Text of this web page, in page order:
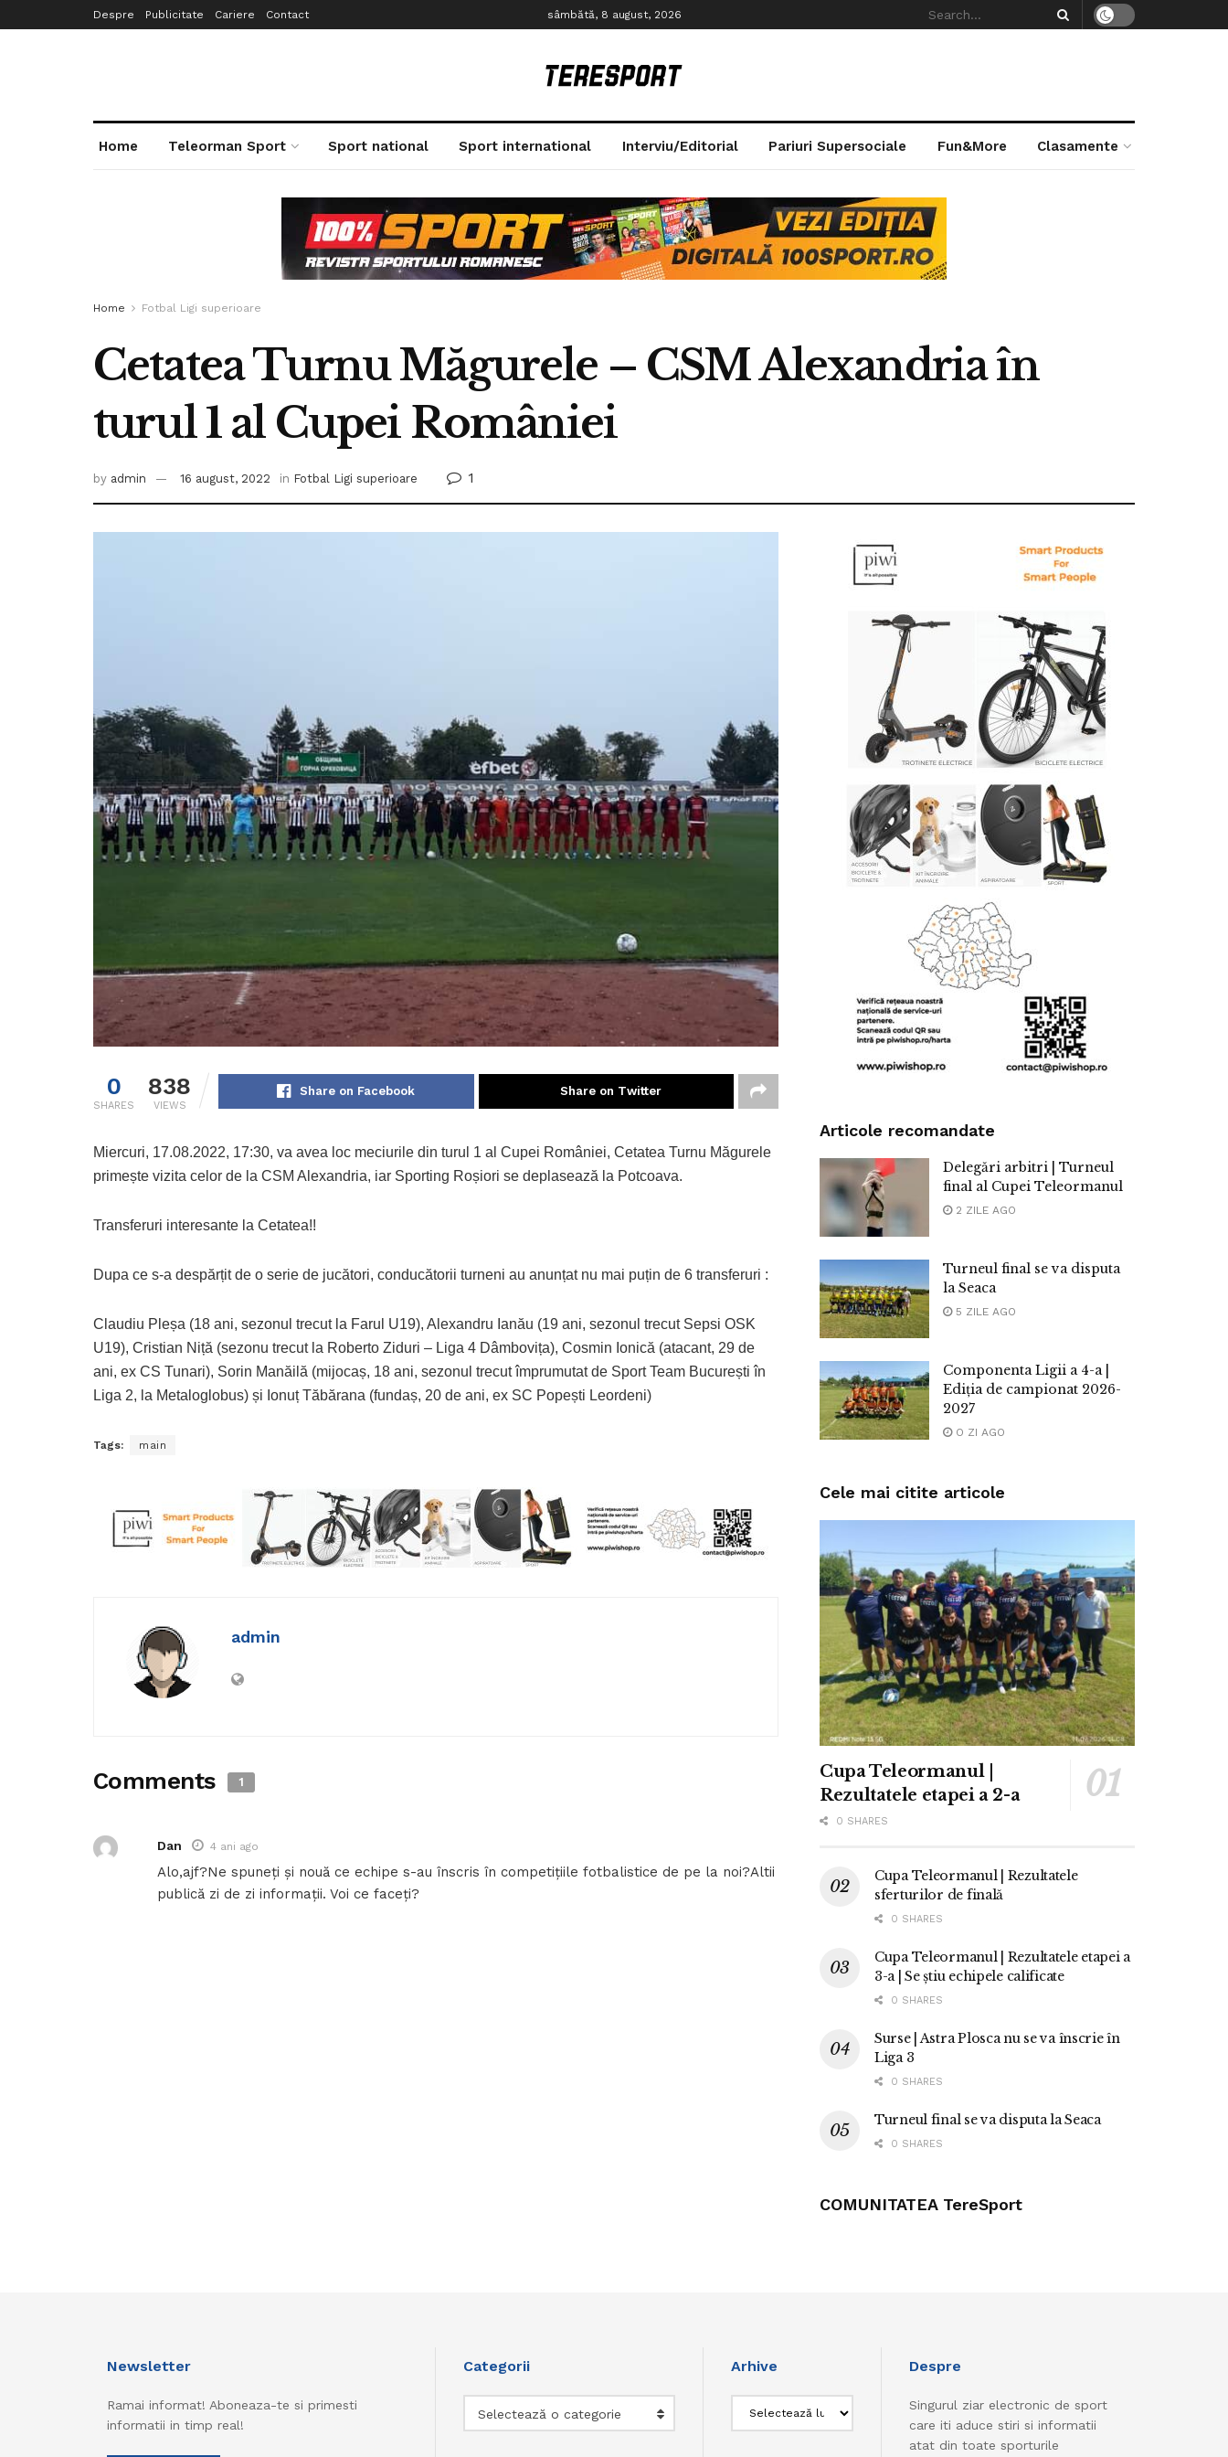
Despre Publicitate Cariere Contact sâmbătă, 8 august, 2026
Home Teleorman Sport Sport national Sport international Interviu/Editorial Pariuri Supersociale Fun&More Clasamente
Home Fotbal Ligi superioare
Cetatea Turnu Măgurele – CSM Alexandria în
turul 1 al Cupei României
by admin 16 august, 2022 in Fotbal Ligi superioare 1
0
SHARES
838
VIEWS
Share on Facebook Share on Twitter
Miercuri, 17.08.2022, 17:30, va avea loc meciurile din turul 1 al Cupei României, Cetatea Turnu Măgurele
primește vizita celor de la CSM Alexandria, iar Sporting Roșiori se deplasează la Potcoava.
Transferuri interesante la Cetatea!!
Dupa ce s-a despărțit de o serie de jucători, conducătorii turneni au anunțat nu mai puțin de 6 transferuri :
Claudiu Pleșa (18 ani, sezonul trecut la Farul U19), Alexandru Ianău (19 ani, sezonul trecut Sepsi OSK
U19), Cristian Niță (sezonu trecut la Roberto Ziduri – Liga 4 Dâmbovița), Cosmin Ionică (atacant, 29 de
ani, ex CS Tunari), Sorin Manăilă (mijocaș, 18 ani, sezonul trecut împrumutat de Sport Team București în
Liga 2, la Metaloglobus) și Ionuț Tăbărana (fundaș, 20 de ani, ex SC Popești Leordeni)
Tags: main
admin
Comments 1
Dan 4 ani ago
Alo,ajf?Ne spuneți și nouă ce echipe s-au înscris în competițiile fotbalistice de pe la noi?Altii
publică zi de zi informații. Voi ce faceți?
Articole recomandate
Delegări arbitri | Turneul
final al Cupei Teleormanul
2 ZILE AGO
Turneul final se va disputa
la Seaca
5 ZILE AGO
Componenta Ligii a 4-a |
Ediția de campionat 2026-
2027
O ZI AGO
Cele mai citite articole
Cupa Teleormanul |
Rezultatele etapei a 2-a
0 SHARES
Cupa Teleormanul | Rezultatele
sferturilor de finală
0 SHARES
Cupa Teleormanul | Rezultatele etapei a
3-a | Se știu echipele calificate
0 SHARES
Surse | Astra Plosca nu se va înscrie în
Liga 3
0 SHARES
Turneul final se va disputa la Seaca
0 SHARES
COMUNITATEA TereSport
Newsletter
Ramai informat! Aboneaza-te si primesti
informatii in timp real!
Categorii
Selectează o categorie
Arhive Despre
Singurul ziar electronic de sport
care iti aduce stiri si informatii
atat din toate sporturile